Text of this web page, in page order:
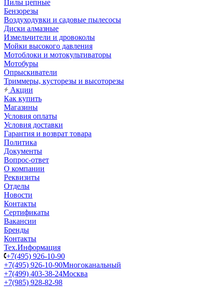
Пилы цепные
Бензорезы
Воздуходувки и садовые пылесосы
Диски алмазные
Измельчители и дровоколы
Мойки высокого давления
Мотоблоки и мотокультиваторы
Мотобуры
Опрыскиватели
Триммеры, кусторезы и высоторезы
Акции
Как купить
Магазины
Условия оплаты
Условия доставки
Гарантия и возврат товара
Политика
Документы
Вопрос-ответ
О компании
Реквизиты
Отделы
Новости
Контакты
Сертификаты
Вакансии
Бренды
Контакты
Тех.Информация
+7(495) 926-10-90
+7(495) 926-10-90Многоканальный
+7(499) 403-38-24Москва
+7(985) 928-82-98